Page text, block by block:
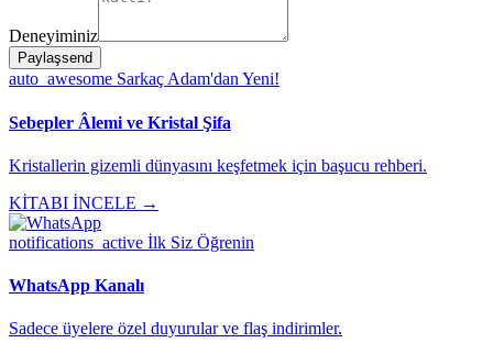
Deneyiminiz
Paylaşsend
auto_awesome Sarkaç Adam'dan Yeni!
Sebepler Âlemi ve Kristal Şifa
Kristallerin gizemli dünyasını keşfetmek için başucu rehberi.
KİTABI İNCELE →
notifications_active İlk Siz Öğrenin
WhatsApp Kanalı
Sadece üyelere özel duyurular ve flaş indirimler.